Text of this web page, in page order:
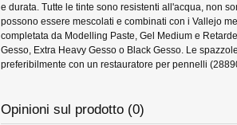
e durata. Tutte le tinte sono resistenti all'acqua, non
possono essere mescolati e combinati con i Vallejo
completata da Modelling Paste, Gel Medium e
Gesso, Extra Heavy Gesso o Black Gesso. Le
preferibilmente con un restauratore per pennelli
Opinioni sul prodotto (0)